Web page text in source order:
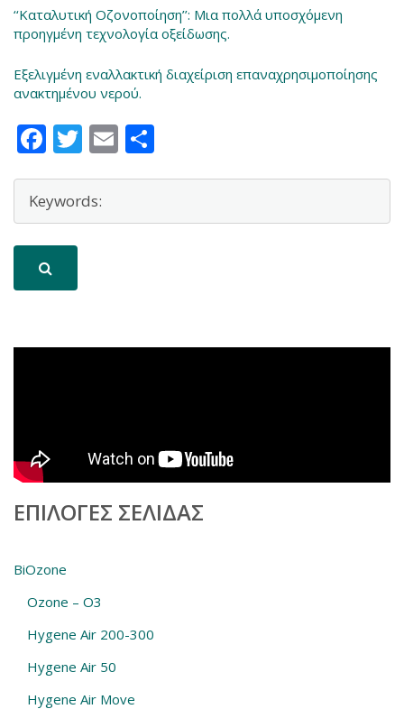
‘‘Καταλυτική Οζονοποίηση’’: Μια πολλά υποσχόμενη
προηγμένη τεχνολογία οξείδωσης.
Εξελιγμένη εναλλακτική διαχείριση επαναχρησιμοποίησης
ανακτημένου νερού.
Facebook
Twitter
Email
ΕΠΙΛΟΓΈΣ ΣΕΛΊΔΑΣ
BiOzone
Ozone – O3
Hygene Air 200-300
Hygene Air 50
Hygene Air Move